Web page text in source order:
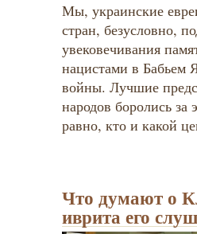
Мы, украинские
стран, безусловно,
увековечивания
нацистами в Бабьем
войны. Лучшие
народов боролись
равно, кто и какой
Что думают о
иврита его